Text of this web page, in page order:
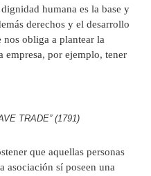
humana es la base y
derechos y el desarrollo
obliga a plantear la
empresa, por ejemplo, tener
TRADE” (1791)
que aquellas personas
asociación sí poseen una